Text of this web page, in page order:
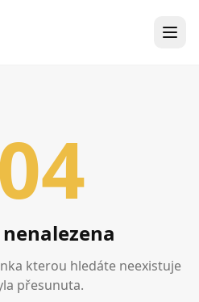
kterou hledáte neexistuje
přesunuta.